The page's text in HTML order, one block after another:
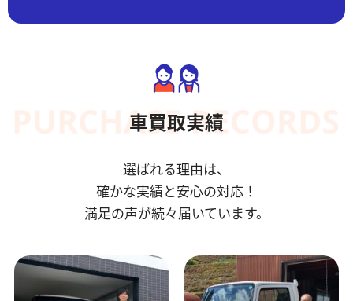
車買取実績
選ばれる理由は、
確かな実績と安心の対応！
満足の声が続々届いています。